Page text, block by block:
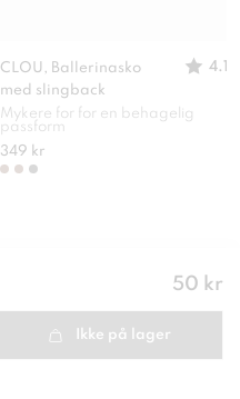
CLOU, Ballerinasko
med slingback
4.1
Mykere for for en behagelig
passform
349 kr
Pris:
50 kr
Ikke på lager